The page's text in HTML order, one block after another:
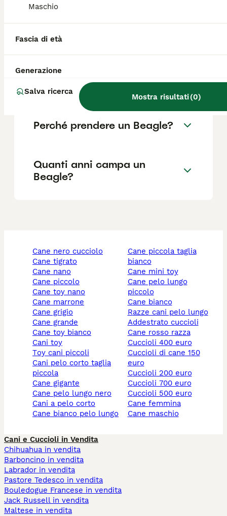
Maschio
Fascia di età
Generazione
Salva ricerca
Mostra risultati(0)
Quali sono i difetti del
Per chi è adatto il Beagle?
Perché prendere un Beagle?
Quanti anni campa un
Beagle?
cane nero cucciolo
cane tigrato
cane nano
cane piccolo
cane toy nano
cane marrone
cane grigio
cane grande
cane toy bianco
cani toy
toy cani piccoli
cani pelo corto taglia
piccola
cane gigante
cane pelo lungo nero
cani a pelo corto
cane bianco pelo lungo
cane piccola taglia
bianco
cane mini toy
cane pelo lungo
piccolo
cane bianco
razze cani pelo lungo
addestrato cuccioli
cane rosso razza
cuccioli 400 euro
cuccioli di cane 150
euro
cuccioli 200 euro
cuccioli 700 euro
cuccioli 500 euro
cane femmina
cane maschio
Cani e Cuccioli in Vendita
Chihuahua in vendita
Barboncino in vendita
Labrador in vendita
Pastore Tedesco in vendita
Bouledogue Francese in vendita
Jack Russell in vendita
Maltese in vendita